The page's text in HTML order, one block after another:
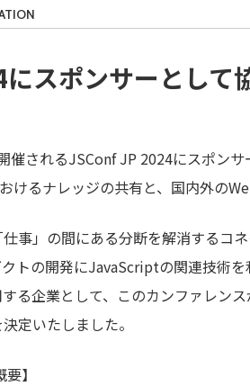
スポンサーとして
されるJSConf JP 2024にスポンサ
るナレッジの共有と、国内外の
事」の間にある分断を解消する
トの開発にJavaScriptの関連技術を
る企業として、このカンファレン
定いたしました。
】